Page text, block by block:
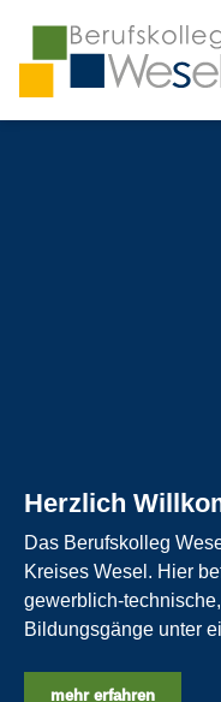
Herzlich
Das Berufskolleg
Kreises Wesel. Hier
gewerblich-
Bildungsgänge unter
mehr erfahren